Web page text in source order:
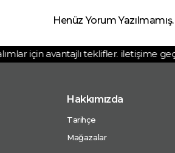
Henüz Yorum Yazılmamış.
için avantajlı teklifler. iletişime geçin.
Hakkımızda
Tarihçe
Mağazalar